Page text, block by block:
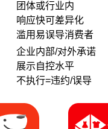
团体或行业内
响应快可差异化
滥用易误导消费者
企业内部/对外承诺
展示自控水平
不执行=违约/误导